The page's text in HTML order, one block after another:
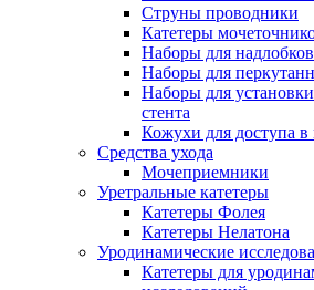
Струны проводники
Катетеры
Наборы для
Наборы для
Наборы для
стента
Кожухи для доступа в
Средства ухода
Мочеприемники
Уретральные катетеры
Катетеры Фолея
Катетеры Нелатона
Уродинамические
Катетеры для